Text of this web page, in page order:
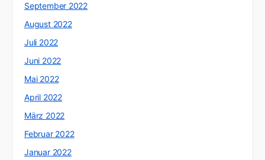
September 2022
August 2022
Juli 2022
Juni 2022
Mai 2022
April 2022
März 2022
Februar 2022
Januar 2022